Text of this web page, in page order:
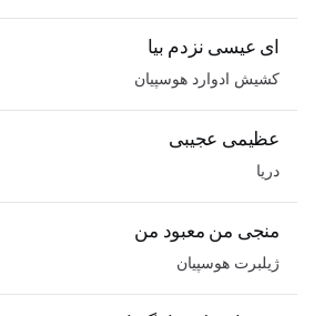
ای عیسی نزدم بیا
کشیش ادوارد هوسپیان
عظیمی عجیبی
دریا
منجی من معبود من
ژیلبرت هوسپیان